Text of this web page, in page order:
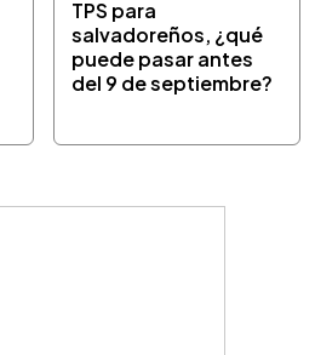
TPS para
salvadoreños, ¿qué
puede pasar antes
del 9 de septiembre?